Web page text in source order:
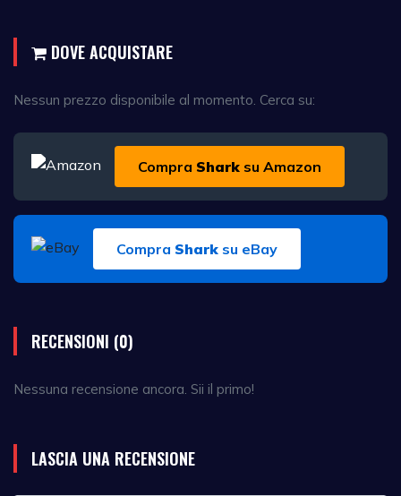
DOVE ACQUISTARE
Nessun prezzo disponibile al momento. Cerca su:
Compra Shark su Amazon
Compra Shark su eBay
RECENSIONI (0)
Nessuna recensione ancora. Sii il primo!
LASCIA UNA RECENSIONE